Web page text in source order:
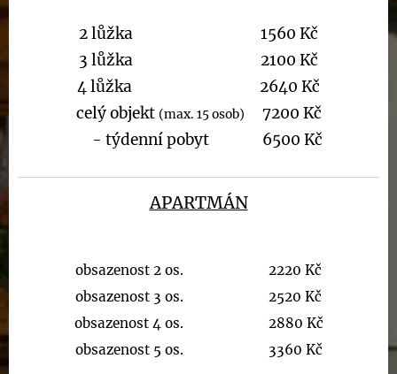
2 lůžka 1560 Kč
3 lůžka 2100 Kč
4 lůžka 2640 Kč
celý objekt (max. 15 osob)
7200 Kč
- týdenní pobyt 6500 Kč
APARTMÁN
obsazenost 2 os. 2220 Kč
obsazenost 3 os. 2520 Kč
obsazenost 4 os. 2880 Kč
obsazenost 5 os. 3360 Kč